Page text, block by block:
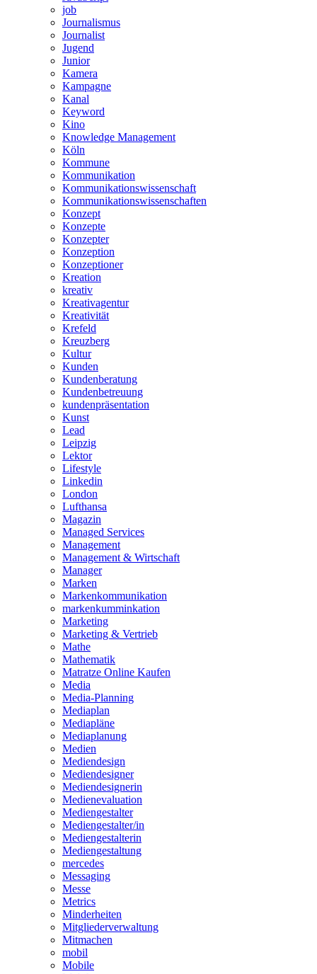
job
Journalismus
Journalist
Jugend
Junior
Kamera
Kampagne
Kanal
Keyword
Kino
Knowledge Management
Köln
Kommune
Kommunikation
Kommunikationswissenschaft
Kommunikationswissenschaften
Konzept
Konzepte
Konzepter
Konzeption
Konzeptioner
Kreation
kreativ
Kreativagentur
Kreativität
Krefeld
Kreuzberg
Kultur
Kunden
Kundenberatung
Kundenbetreuung
kundenpräsentation
Kunst
Lead
Leipzig
Lektor
Lifestyle
Linkedin
London
Lufthansa
Magazin
Managed Services
Management
Management & Wirtschaft
Manager
Marken
Markenkommunikation
markenkumminkation
Marketing
Marketing & Vertrieb
Mathe
Mathematik
Matratze Online Kaufen
Media
Media-Planning
Mediaplan
Mediapläne
Mediaplanung
Medien
Mediendesign
Mediendesigner
Mediendesignerin
Medienevaluation
Mediengestalter
Mediengestalter/in
Mediengestalterin
Mediengestaltung
mercedes
Messaging
Messe
Metrics
Minderheiten
Mitgliederverwaltung
Mitmachen
mobil
Mobile